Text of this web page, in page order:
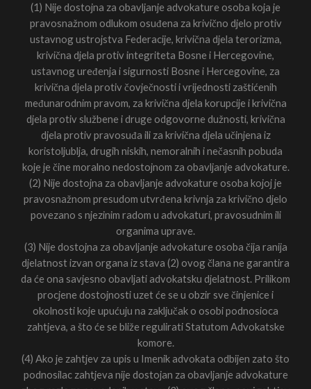
(1) Nije dostojna za obavljanje advokature osoba koja je
pravosnažnom odlukom osuđena za krivično djelo protiv
ustavnog ustrojstva Federacije, krivična djela terorizma,
krivična djela protiv integriteta Bosne i Hercegovine,
ustavnog uređenja i sigurnosti Bosne i Hercegovine, za
krivična djela protiv čovječnosti i vrijednosti zaštićenih
međunarodnim pravom, za krivična djela korupcije i krivična
djela protiv službene i druge odgovorne dužnosti, krivična
djela protiv pravosuđa ili za krivična djela učinjena iz
koristoljublja, drugih niskih, nemoralnih i nečasnih pobuda
koje je čine moralno nedostojnom za obavljanje advokature.
(2) Nije dostojna za obavljanje advokature osoba kojoj je
pravosnažnom presudom utvrđena krivnja za krivično djelo
povezano s njezinim radom u advokaturi, pravosudnim ili
organima uprave.
(3) Nije dostojna za obavljanje advokature osoba čija ranija
djelatnost izvan organa iz stava (2) ovog člana ne garantira
da će ona savjesno obavljati advokatsku djelatnost. Prilikom
procjene dostojnosti uzet će se u obzir sve činjenice i
okolnosti koje upućuju na zaključak o osobi podnosioca
zahtjeva, a što će se bliže regulirati Statutom Advokatske
komore.
(4) Ako je zahtjev za upis u Imenik advokata odbijen zato što
podnosilac zahtjeva nije dostojan za obavljanje advokature